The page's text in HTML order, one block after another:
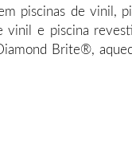
piscinas de vinil,
e piscina
Brite®,